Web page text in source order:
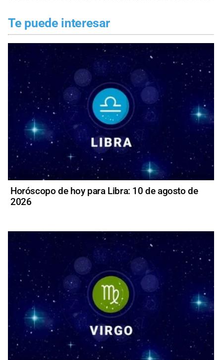
Te puede interesar
Horóscopo de hoy para Libra: 10 de agosto de
2026